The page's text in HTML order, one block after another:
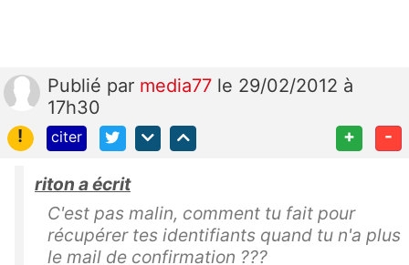
Publié par media77 le 29/02/2012 à
17h30
!
citer + -
riton a écrit
C'est pas malin, comment tu fait pour
récupérer tes identifiants quand tu n'a plus
le mail de confirmation ???